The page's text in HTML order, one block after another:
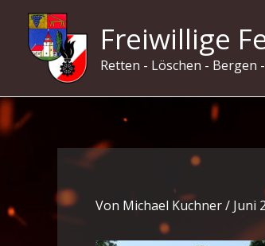
Inhalt
springen
Freiwillige
Retten - Löschen - Bergen
Von Michael Kuchner/ Juni